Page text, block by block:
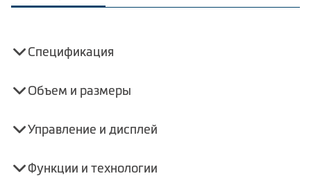
Спецификация
Объем и размеры
Управление и дисплей
Функции и технологии